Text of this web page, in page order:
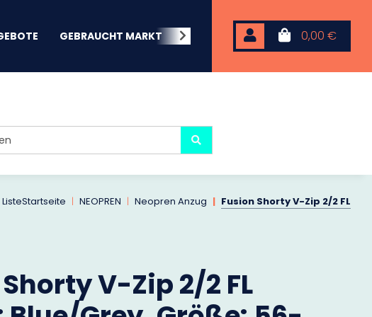
0,00 €
GEBRAUCHT MARKT BEACHWEAR NEOPREN
Startseite NEOPREN Neopren Anzug Fusion Shorty V-Zip 2/2 FL
V-Zip 2/2 FL